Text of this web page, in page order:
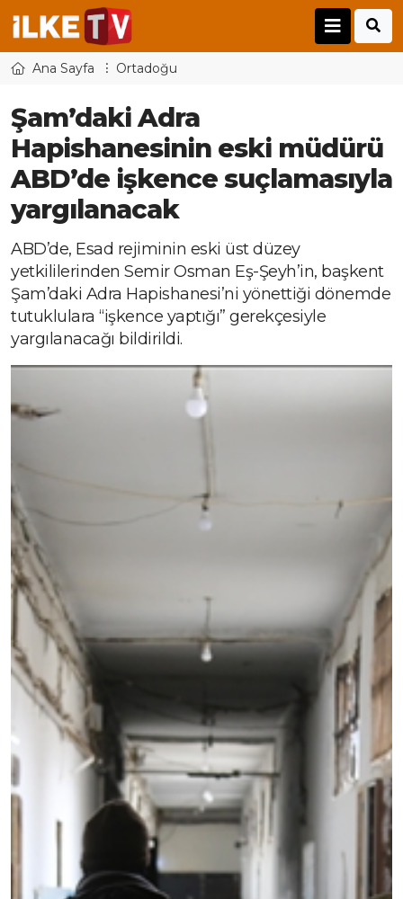
Ana Sayfa Ortadoğu
Şam’daki Adra
Hapishanesinin eski müdürü
ABD’de işkence suçlamasıyla
yargılanacak
ABD’de, Esad rejiminin eski üst düzey
yetkililerinden Semir Osman Eş-Şeyh’in, başkent
Şam’daki Adra Hapishanesi’ni yönettiği dönemde
tutuklulara “işkence yaptığı” gerekçesiyle
yargılanacağı bildirildi.